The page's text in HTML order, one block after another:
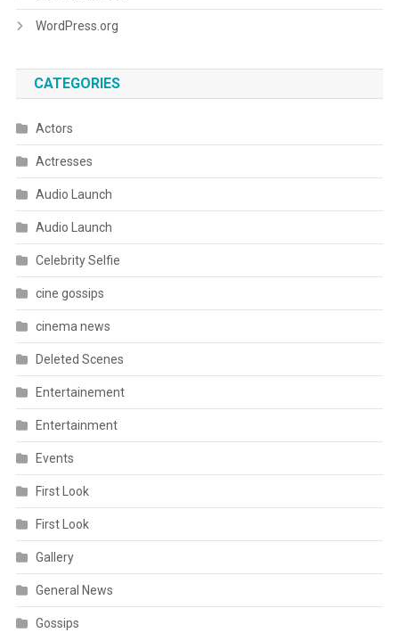
WordPress.org
CATEGORIES
Actors
Actresses
Audio Launch
Audio Launch
Celebrity Selfie
cine gossips
cinema news
Deleted Scenes
Entertainement
Entertainment
Events
First Look
First Look
Gallery
General News
Gossips